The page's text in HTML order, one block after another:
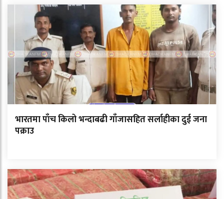
भारतमा पाँच किलो भन्दाबढी गाँजासहित सर्लाहीका दुई जना
पक्राउ